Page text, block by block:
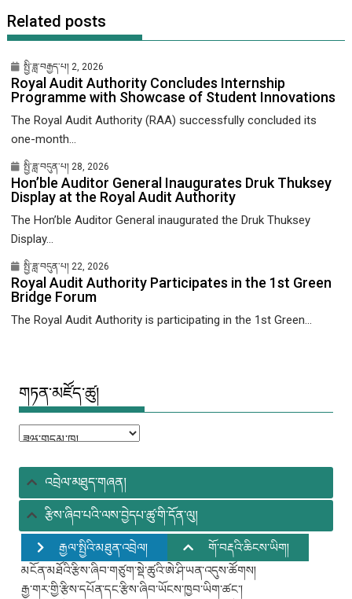
Related posts
སྤྱི་ཟླ་བརྒྱད་པ། 2, 2026
Royal Audit Authority Concludes Internship
Programme with Showcase of Student Innovations
The Royal Audit Authority (RAA) successfully concluded its
one-month...
སྤྱི་ཟླ་བདུན་པ། 28, 2026
Hon’ble Auditor General Inaugurates Druk Thuksey
Display at the Royal Audit Authority
The Hon’ble Auditor General inaugurated the Druk Thuksey
Display...
སྤྱི་ཟླ་བདུན་པ། 22, 2026
Royal Audit Authority Participates in the 1st Green
Bridge Forum
The Royal Audit Authority is participating in the 1st Green...
གཏན་མཛོད་ཚུ།
གཏན་
ཚུ།
འབྲེལ་མཐུད་གཞན།
རྩིས་ཞིབ་པའི་ལས་བྱེདཔ་ཚུ་གི་དོན་ལུ།
རྒྱལ་སྤྱིའི་མཐུན་འབྲེལ།
གོ་བརྡའི་ཆིངས་ཡིག།
མངོན་མཐོའི་རྩིས་ཞིབ་གཙུག་སྡེ་ཚུའི་ཨེ་ཤི་ཡན་འདུས་ཚོགས།
རྒྱ་གར་གྱི་རྩིས་དཔོན་དང་རྩིས་ཞིབ་ཡོངས་ཁྱབ་ཡིག་ཚང་།